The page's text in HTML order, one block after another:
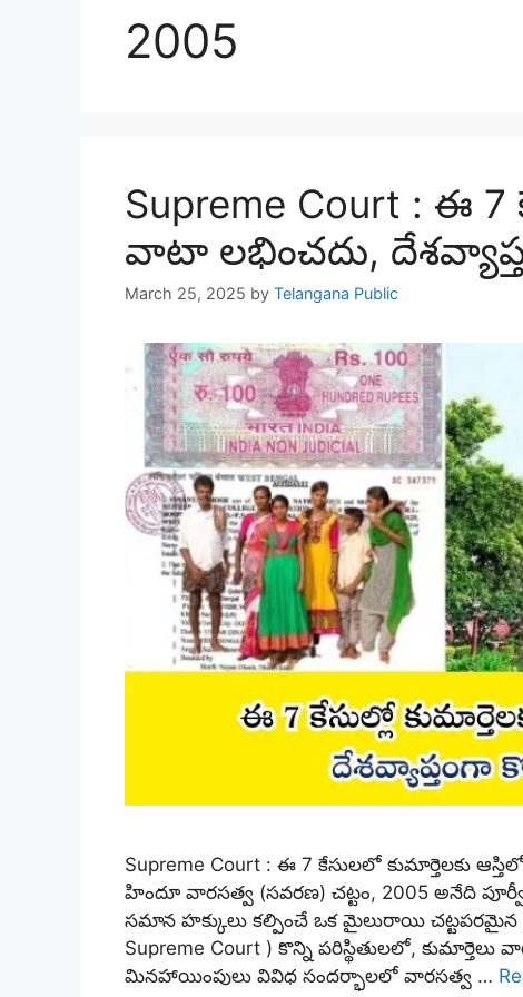
2005
Supreme Court : ఈ
వాటా లభించదు,
March 25, 2025 by Telangana Public
Supreme Court : ఈ 7 కేసులలో కుమార్తెలకు
హిందూ వారసత్వ (సవరణ) చట్టం, 2005 అనేది
సమాన హక్కులు కల్పించే ఒక మైలురాయి చట్టపరమైన
Supreme Court ) కొన్ని పరిస్థితులలో,
మినహాయింపులు వివిధ సందర్భాలలో వారసత్వ …